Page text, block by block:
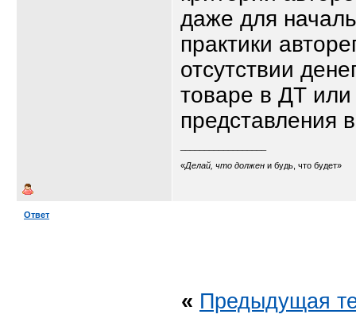
даже для
практики
отсутствии
товаре в ДТ или
представления
«Делай, что должен и будь, что будет»
Ответ
« Предыдущая